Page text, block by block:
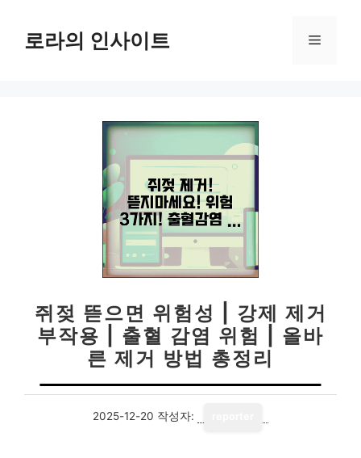
로라의 인사이트 메
쥐젖 뜯으면 위험성 | 강제 제거
부작용 | 출혈 감염 위험 | 올바
른 제거 방법 총정리
2025-12-20 작성자: